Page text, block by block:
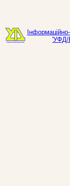
'УФД/